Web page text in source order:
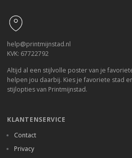
help@printmijnstad.nl
KVK: 67722792
Altijd al een stijlvolle poster van je
helpen jou daarbij. Kies je favoriete stad
stijlopties van Printmijnstad.
KLANTENSERVICE
Contact
Privacy